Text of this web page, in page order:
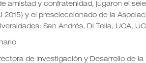
amistad y confratenidad, jugaron el
2015) y el preseleccionado de la
San Andrés, Di Tella, UCA,
de Investigación y Desarrollo de